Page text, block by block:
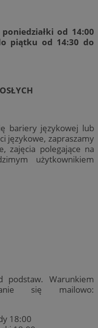
poniedziałki od 14:00
piątku od 14:30 do
bariery językowej lub
językowe, zapraszamy
zajęcia polegające na
użytkownikiem
podstaw. Warunkiem
się mailowo:
18:00